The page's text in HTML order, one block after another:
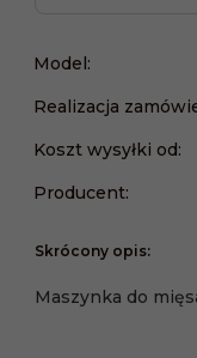
Model:
Realizacja
Koszt wysyłki od:
Producent:
Skrócony opis:
Maszynka do